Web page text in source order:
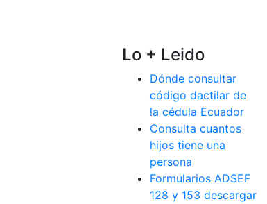
Lo + Leido
Dónde consultar
código dactilar de
la cédula Ecuador
Consulta cuantos
hijos tiene una
persona
Formularios ADSEF
128 y 153 descargar